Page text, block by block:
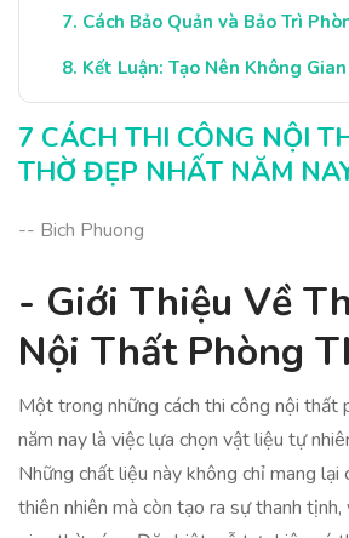
Cách Bảo Quản và Bảo Trì
Kết Luận: Tạo Nên Không
7 CÁCH THI CÔNG NỘI
THỜ ĐẸP NHẤT NĂM
-- Bich Phuong
- Giới Thiệu Về
Nội Thất Phòng
Một trong những cách thi công nội thất
năm nay là việc lựa chọn vật liệu tự
Những chất liệu này không chỉ mang lại
thiên nhiên mà còn tạo ra sự thanh tịnh,